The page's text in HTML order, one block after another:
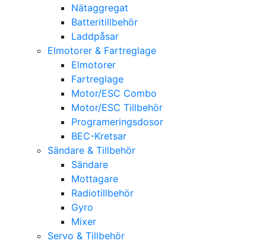
Nätaggregat
Batteritillbehör
Laddpåsar
Elmotorer & Fartreglage
Elmotorer
Fartreglage
Motor/ESC Combo
Motor/ESC Tillbehör
Programeringsdosor
BEC-Kretsar
Sändare & Tillbehör
Sändare
Mottagare
Radiotillbehör
Gyro
Mixer
Servo & Tillbehör